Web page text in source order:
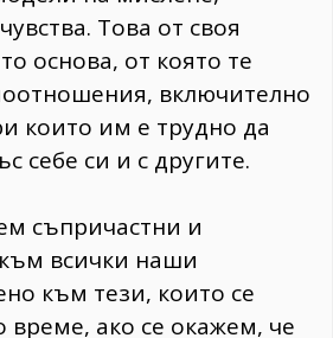
Това от своя
основа, от която те
включително
които им е трудно да
себе си и с другите.
съпричастни и
всички наши
към тези, които се
време, ако се окажем, че